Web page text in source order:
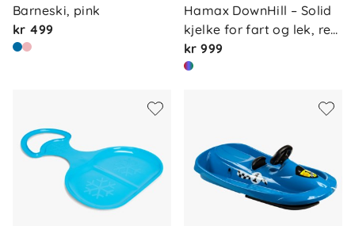
Barneski, pink
kr 499
Hamax DownHill – Solid
kjelke for fart og lek, re…
kr 999